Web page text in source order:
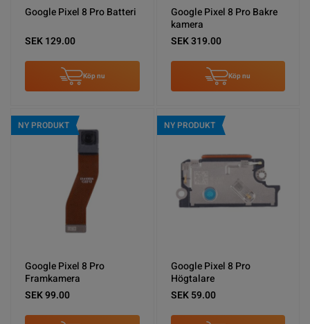
Google Pixel 8 Pro Batteri
SEK 129.00
Köp nu
Google Pixel 8 Pro Bakre
kamera
SEK 319.00
Köp nu
NY PRODUKT
Google Pixel 8 Pro
Framkamera
SEK 99.00
NY PRODUKT
Google Pixel 8 Pro
Högtalare
SEK 59.00